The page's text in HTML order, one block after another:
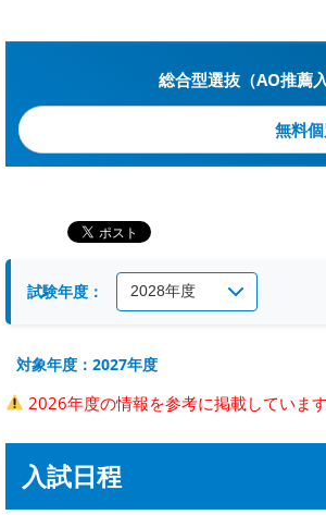
総合型選抜（AO推薦
無料
試験年度：
対象年度：2027年度
2026年度の情報を参考に掲載しています
入試日程